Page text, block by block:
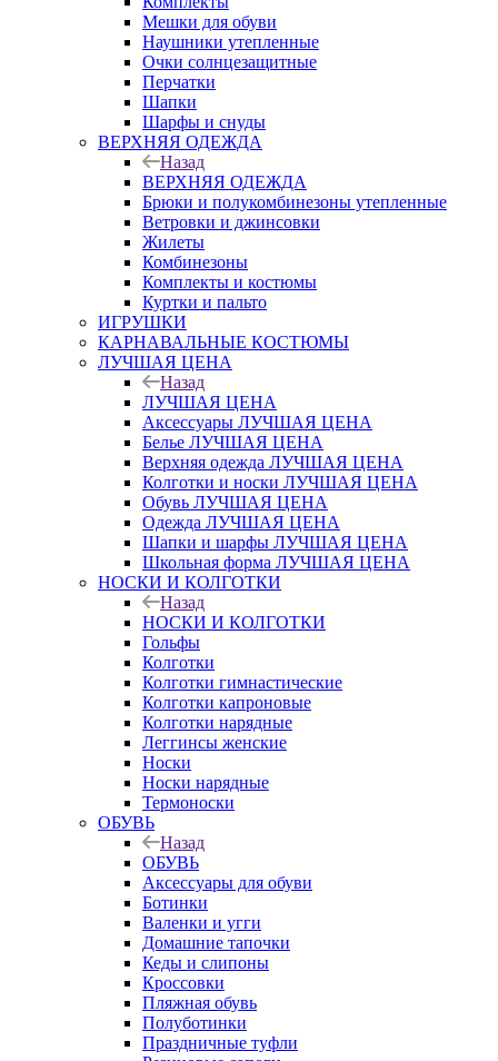
Мешки для обуви
Наушники утепленные
Очки солнцезащитные
Перчатки
Шапки
Шарфы и снуды
ВЕРХНЯЯ ОДЕЖДА
Назад
ВЕРХНЯЯ ОДЕЖДА
Брюки и полукомбинезоны утепленные
Ветровки и джинсовки
Жилеты
Комбинезоны
Комплекты и костюмы
Куртки и пальто
ИГРУШКИ
КАРНАВАЛЬНЫЕ КОСТЮМЫ
ЛУЧШАЯ ЦЕНА
Назад
ЛУЧШАЯ ЦЕНА
Аксессуары ЛУЧШАЯ ЦЕНА
Белье ЛУЧШАЯ ЦЕНА
Верхняя одежда ЛУЧШАЯ ЦЕНА
Колготки и носки ЛУЧШАЯ ЦЕНА
Обувь ЛУЧШАЯ ЦЕНА
Одежда ЛУЧШАЯ ЦЕНА
Шапки и шарфы ЛУЧШАЯ ЦЕНА
Школьная форма ЛУЧШАЯ ЦЕНА
НОСКИ И КОЛГОТКИ
Назад
НОСКИ И КОЛГОТКИ
Гольфы
Колготки
Колготки гимнастические
Колготки капроновые
Колготки нарядные
Леггинсы женские
Носки
Носки нарядные
Термоноски
ОБУВЬ
Назад
ОБУВЬ
Аксессуары для обуви
Ботинки
Валенки и угги
Домашние тапочки
Кеды и слипоны
Кроссовки
Пляжная обувь
Полуботинки
Праздничные туфли